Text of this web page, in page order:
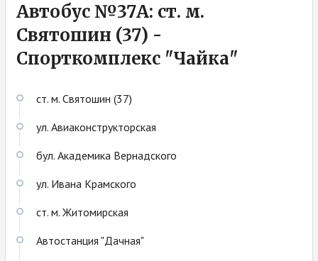
Автобус №37А: ст. м.
Святошин (37) -
Спорткомплекс "Чайка"
ст. м. Святошин (37)
ул. Авиаконструкторская
бул. Академика Вернадского
ул. Ивана Крамского
ст. м. Житомирская
Автостанция "Дачная"